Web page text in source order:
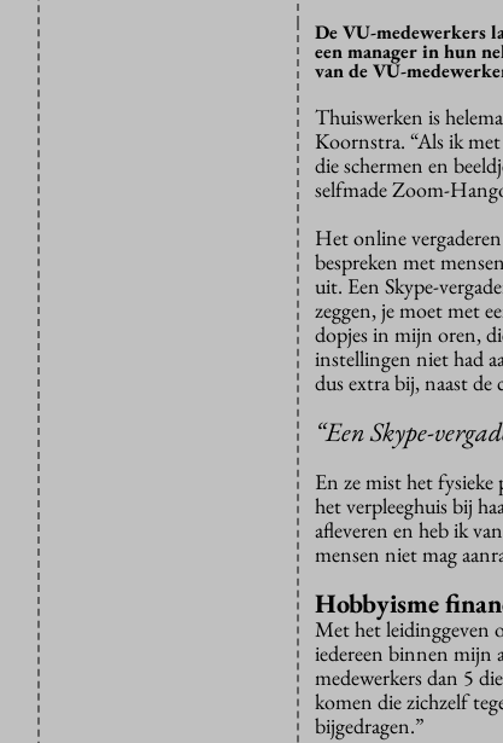
De VU-medewerkers
een manager in hun
van de VU-
Thuiswerken is
Koornstra. “Als ik
die schermen en
selfmade Zoom-
Het online
bespreken met
uit. Een Skype-
zeggen, je moet met
dopjes in mijn oren,
instellingen niet had
dus extra bij, naast de
“Een Skype-
En ze mist het
het verpleeghuis bij
afleveren en heb ik
mensen niet mag
Hobbyisme
Met het leidinggeven
iedereen binnen mijn
medewerkers dan 5
komen die zichzelf
bijgedragen.”